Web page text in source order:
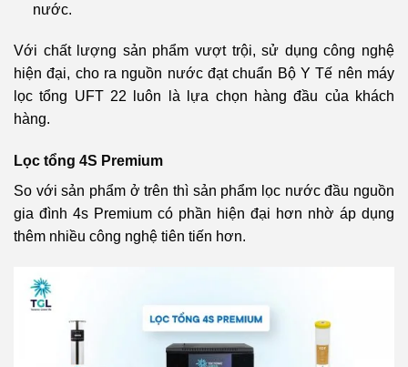
nước.
Với chất lượng sản phẩm vượt trội, sử dụng công nghệ
hiện đại, cho ra nguồn nước đạt chuẩn Bộ Y Tế nên máy
lọc tổng UFT 22 luôn là lựa chọn hàng đầu của khách
hàng.
Lọc tổng 4S Premium
So với sản phẩm ở trên thì sản phẩm lọc nước đầu nguồn
gia đình 4s Premium có phần hiện đại hơn nhờ áp dụng
thêm nhiều công nghệ tiên tiến hơn.